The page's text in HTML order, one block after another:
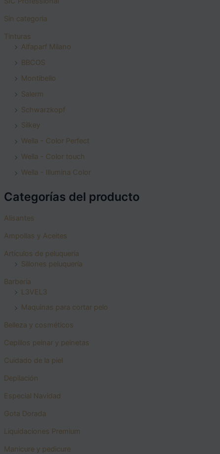
Sin categoria
Tinturas
Alfaparf Milano
BBCOS
Montibello
Salerm
Schwarzkopf
Silkey
Wella - Color Perfect
Wella - Color touch
Wella - Illumina Color
Categorías del producto
Alisantes
Ampollas y Aceites
Artículos de peluquería
Sillones peluquería
Barbería
L3VEL3
Maquinas para cortar pelo
Belleza y cosméticos
Cepillos peinar y peinetas
Cuidado de la piel
Depilación
Especial Navidad
Gota Dorada
Liquidaciones Premium
Manicure y pedicure